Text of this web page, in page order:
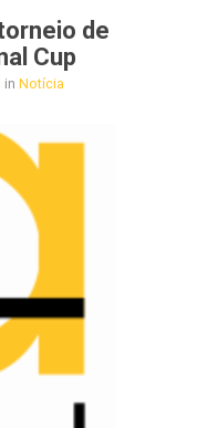
de
Cup
in Notícia